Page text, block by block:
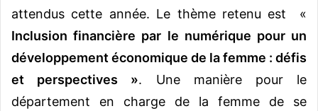
attendus cette année. Le thème retenu est «
Inclusion financière par le numérique pour un
développement économique de la femme : défis
et perspectives ». Une manière pour le
département en charge de la femme de se